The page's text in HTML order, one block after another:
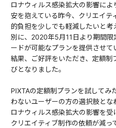
ロナウィルス感染拡大の影響に
安を抱えている昨今、クリエイテ
的負担を少しでも軽減したいと
別に、2020年5月11日より期間
ードが可能なプランを提供させ
結果、ご好評をいただき、定額制
びとなりました。
PIXTAの定額制プランを試してみ
わないユーザーの方の選択肢とな
ロナウィルス感染拡大の影響を
クリエイティブ制作の依頼が減っ